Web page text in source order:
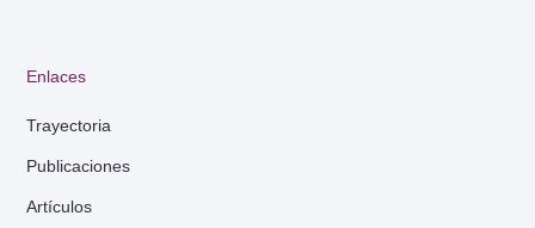
Enlaces
Trayectoria
Publicaciones
Artículos